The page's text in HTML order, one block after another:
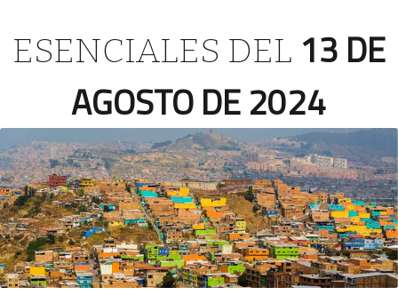
ESENCIALES DEL 13 DE
AGOSTO DE 2024